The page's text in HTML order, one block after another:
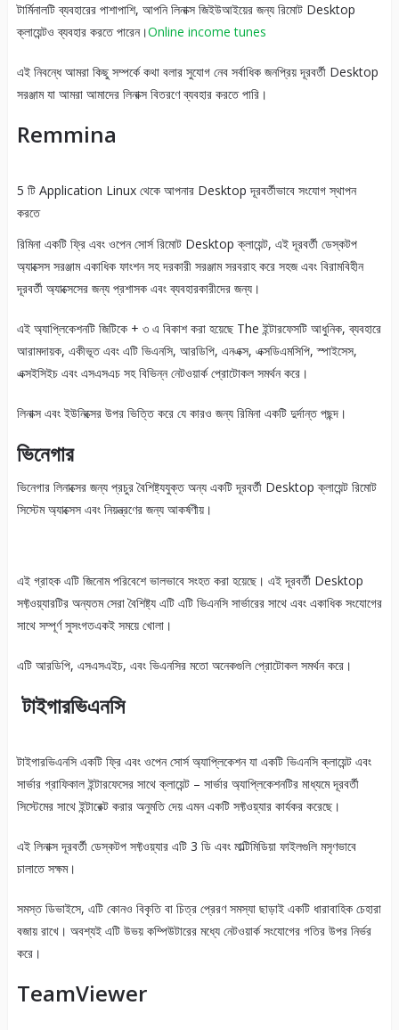
টার্মিনালটি ব্যবহারের পাশাপাশি, আপনি লিনাক্স জিইউআইয়ের জন্য রিমোট Desktop
ক্লায়েন্টও ব্যবহার করতে পারেন।Online income tunes
এই নিবন্ধে আমরা কিছু সম্পর্কে কথা বলার সুযোগ নেব সর্বাধিক জনপ্রিয় দূরবর্তী Desktop
সরঞ্জাম যা আমরা আমাদের লিনাক্স বিতরণে ব্যবহার করতে পারি।
Remmina
5 টি Application Linux থেকে আপনার Desktop দূরবর্তীভাবে সংযোগ স্থাপন
করতে
রিমিনা একটি ফ্রি এবং ওপেন সোর্স রিমোট Desktop ক্লায়েন্ট, এই দূরবর্তী ডেস্কটপ
অ্যাক্সেস সরঞ্জাম একাধিক ফাংশন সহ দরকারী সরঞ্জাম সরবরাহ করে সহজ এবং বিরামবিহীন
এই অ্যাপ্লিকেশনটি জিটিকে + ৩ এ বিকাশ করা হয়েছে The ইন্টারফেসটি আধুনিক, ব্যবহারে
আরামদায়ক, একীভূত এবং এটি ভিএনসি, আরডিপি, এনএক্স, এক্সডিএমসিপি, স্পাইসেস,
ভিনেগার
ভিনেগার লিনাক্সের জন্য প্রচুর বৈশিষ্ট্যযুক্ত অন্য একটি দূরবর্তী Desktop ক্লায়েন্ট রিমোট
এই গ্রাহক এটি জিনোম পরিবেশে ভালভাবে সংহত করা হয়েছে। এই দূরবর্তী Desktop
সফ্টওয়্যারটির অন্যতম সেরা বৈশিষ্ট্য এটি এটি ভিএনসি সার্ভারের সাথে এবং একাধিক সংযোগের
টাইগারভিএনসি একটি ফ্রি এবং ওপেন সোর্স অ্যাপ্লিকেশন যা একটি ভিএনসি ক্লায়েন্ট এবং
সার্ভার গ্রাফিকাল ইন্টারফেসের সাথে ক্লায়েন্ট – সার্ভার অ্যাপ্লিকেশনটির মাধ্যমে দূরবর্তী
এই লিনাক্স দূরবর্তী ডেস্কটপ সফ্টওয়্যার এটি 3 ডি এবং মাল্টিমিডিয়া ফাইলগুলি মসৃণভাবে
সমস্ত ডিভাইসে, এটি কোনও বিকৃতি বা চিত্র প্রেরণ সমস্যা ছাড়াই একটি ধারাবাহিক চেহারা
বজায় রাখে। অবশ্যই এটি উভয় কম্পিউটারের মধ্যে নেটওয়ার্ক সংযোগের গতির উপর নির্ভর